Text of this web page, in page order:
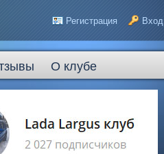
Регистрация Вход
О клубе